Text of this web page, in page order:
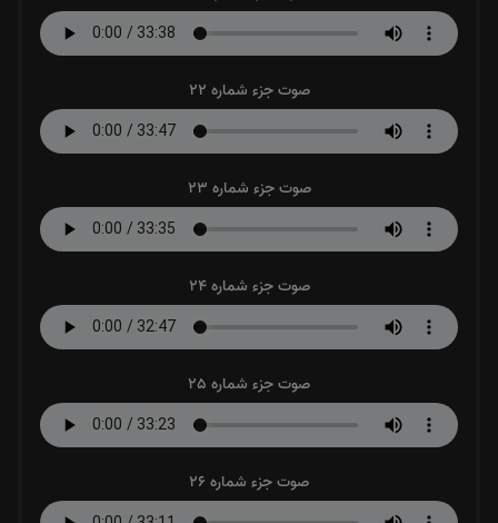
صوت جزء شماره 22
صوت جزء شماره 23
صوت جزء شماره 24
صوت جزء شماره 25
صوت جزء شماره 26